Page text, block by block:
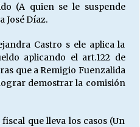
(A quien se le suspende
José Díaz.
Castro s ele aplica la
aplicando el art.122 de
que a Remigio Fuenzalida
demostrar la comisión
que lleva los casos (Un